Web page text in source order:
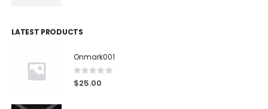
LATEST PRODUCTS
Onmark001
0out of 5
$25.00